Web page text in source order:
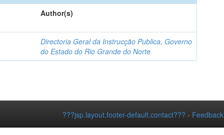
Author(s)
Directoria Geral da Instrucção Publica, Governo
do Estado do Rio Grande do Norte
???jsp.layout.footer-default.contact??? - Feedback